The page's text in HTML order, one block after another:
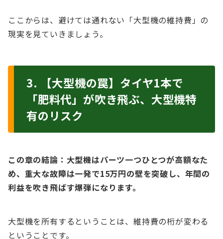
ここからは、避けては通れない「大型機の維持費」の
現実を見ていきましょう。
3. 【大型機の罠】タイヤ1本で
「肥料代」が吹き飛ぶ、大型機特
有のリスク
この章の結論：大型機はパーツ一つひとつが高額なた
め、重大な故障は一発で15万円の壁を突破し、年間の
利益を吹き飛ばす爆弾になります。
大型機を所有するということは、維持費の桁が変わる
ということです。